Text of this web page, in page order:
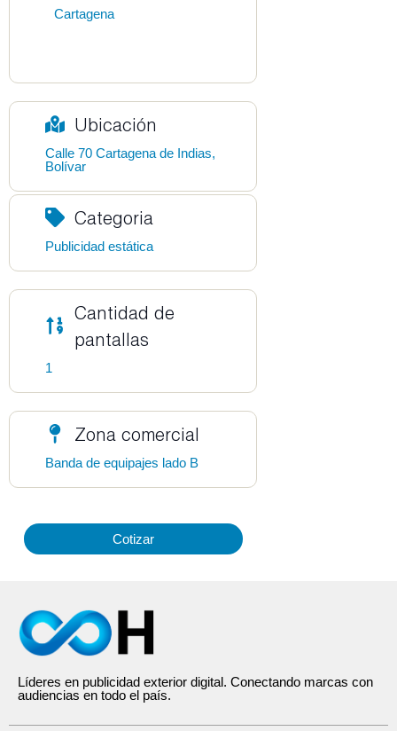
Cartagena
Ubicación
Calle 70 Cartagena de Indias,
Bolívar
Categoria
Publicidad estática
Cantidad de
pantallas
1
Zona comercial
Banda de equipajes lado B
Cotizar
Líderes en publicidad exterior digital. Conectando marcas con
audiencias en todo el país.